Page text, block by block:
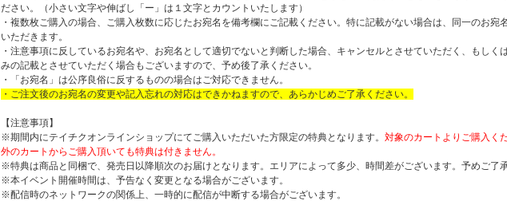
ださい。（小さい文字や伸ばし「ー」は１文字とカウントいたします）
・複数枚ご購入の場合、ご購入枚数に応じたお宛名を備考欄にご記載ください。特に記載がない場合は、同一のお宛
いただきます。
・注意事項に反しているお宛名や、お宛名として適切でないと判断した場合、キャンセルとさせていただく、もしく
みの記載とさせていただく場合もございますので、予め後了承ください。
・「お宛名」は公序良俗に反するものの場合はご対応できません。
・ご注文後のお宛名の変更や記入忘れの対応はできかねますので、あらかじめご了承ください。
【注意事項】
※期間内にテイチクオンラインショップにてご購入いただいた方限定の特典となります。 対象のカートよりご購入く
外のカートからご購入頂いても特典は付きません。
※特典は商品と同梱で、発売日以降順次のお届けとなります。エリアによって多少、時間差がございます。予めご了承
※本イベント開催時間は、予告なく変更となる場合がございます。
※配信時のネットワークの関係上、一時的に配信が中断する場合がございます。